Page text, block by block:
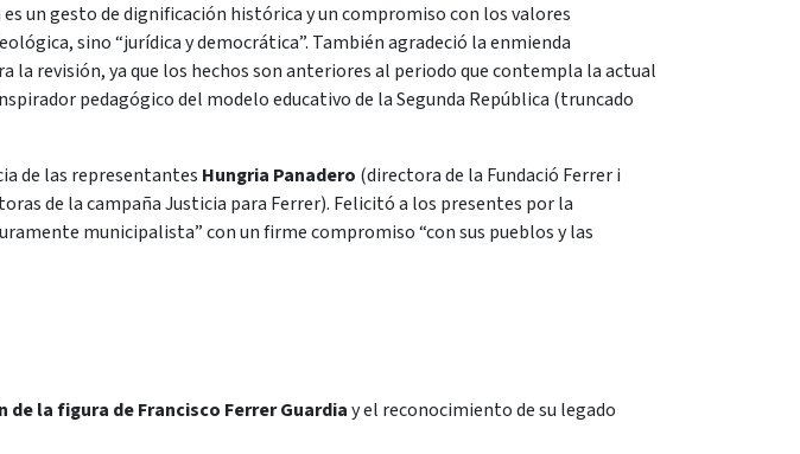
un gesto de dignificación histórica y un compromiso con los valores
sino “jurídica y democrática”. También agradeció la enmienda
revisión, ya que los hechos son anteriores al periodo que contempla la actual
pedagógico del modelo educativo de la Segunda República (truncado
de las representantes Hungria Panadero (directora de la Fundació Ferrer i
de la campaña Justicia para Ferrer). Felicitó a los presentes por la
municipalista” con un firme compromiso “con sus pueblos y las
de la figura de Francisco Ferrer Guardiay el reconocimiento de su legado